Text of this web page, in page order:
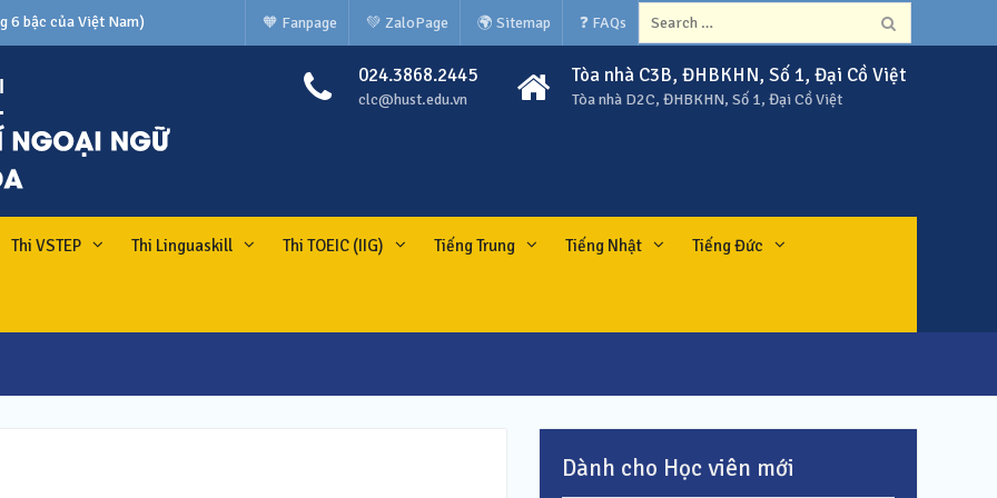
🧡 Fanpage 💚 ZaloPage 🌍 Sitemap ❓ FAQs
for:
024.3868.2445
clc@hust.edu.vn
Tòa nhà C3B, ĐHBKHN, Số 1, Đại Cồ Việt
Tòa nhà D2C, ĐHBKHN, Số 1, Đại Cồ Việt
Thi VSTEP Thi Linguaskill Thi TOEIC (IIG) Tiếng Trung Tiếng Nhật Tiếng Đức
Dành cho Học viên mới